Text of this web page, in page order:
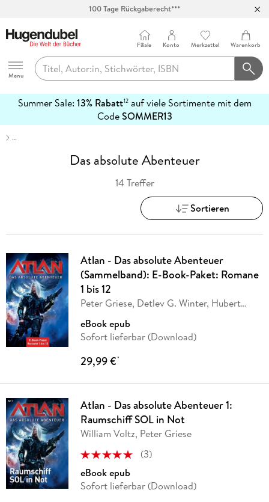
100 Tage Rückgaberecht***
Hugendubel
Menu
Filiale Konto Merkzettel Warenkorb
Summer Sale: 13% Rabatt12auf viele Sortimente mit dem
CodeSOMMER13
erfahren
…
Das absolute Abenteuer
14 Treffer
Sortieren
Atlan - Das absolute Abenteuer
(Sammelband): E-Book-Paket: Romane
1 bis 12
Peter Griese, Detlev G. Winter, Hubert
eBook epub
Sofort lieferbar (Download)
29,99 €*
Atlan - Das absolute Abenteuer 1:
Raumschiff SOL in Not
William Voltz, Peter Griese
(3)
eBook epub
Sofort lieferbar (Download)